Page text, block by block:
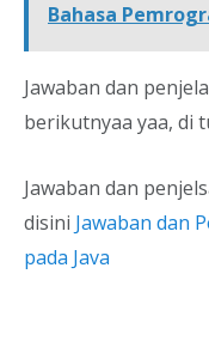
Bahasa
Jawaban dan
berikutnyaa yaa, di
Jawaban dan
disini Jawaban dan
pada Java